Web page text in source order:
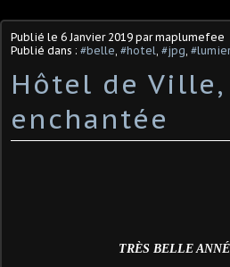
Publié le 6 Janvier 2019 par maplumefee
Publié dans : #belle #hotel #jpg
Hôtel de
enchantée
TRÈS BELLE